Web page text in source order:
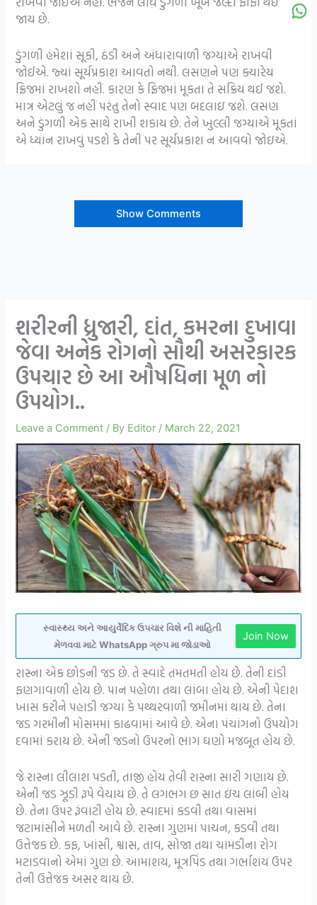
જાય છે.
ડુંગળી હંમેશાં સૂકી, ઠંડી અને અંધારાવાળી જગ્યાએ રાખવી
જોઈએ. જ્યાં સૂર્યપ્રકાશ આવતો નથી. લસણને પણ ક્યારેય
ફ્રિજમાં રાખશો નહીં. કારણ કે ફ્રિજમાં મૂકતા તે સક્રિય થઈ જશે.
માત્ર એટલું જ નહીં પરંતુ તેનો સ્વાદ પણ બદલાઇ જશે. લસણ
અને ડુંગળી એક સાથે રાખી શકાય છે. તેને ખુલ્લી જગ્યાએ મૂકતાં
એ ધ્યાન રાખવું પડશે કે તેની પર સૂર્યપ્રકાશ ન આવવો જોઇએ.
Show Comments
શરીરની ધ્રુજારી, દાંત, કમરના દુખાવા
જેવા અનેક રોગનો સૌથી અસરકારક
ઉપચાર છે આ ઔષધિના મૂળ નો
ઉપયોગ..
Leave a Comment / By Editor / March 22, 2021
સ્વાસ્થ્ય અને આયુર્વેદિક ઉપચાર વિશે ની માહિતી
મેળવવા માટે WhatsApp ગ્રુપ મા જોડાઓ
Join Now
રાસ્ના એક છોડની જડ છે. તે સ્વાદે તમતમતી હોય છે. તેની દાંડી
ફણગાવાળી હોય છે. પાન પહોળા તથા લાંબા હોય છે. એની પેદાશ
ખાસ કરીને પહાડી જગ્યા કે પથ્થરવાળી જમીનમાં થાય છે. તેના
જડ ગરમીની મોસમમાં કાઢવામાં આવે છે. એના પંચાંગનો ઉપયોગ
દવામાં કરાય છે. એની જડનો ઉપરનો ભાગ ઘણો મજબૂત હોય છે.
જે રાસ્ના લીલાશ પડતી, તાજી હોય તેવી રાસ્ના સારી ગણાય છે.
એની જડ ઝૂડી રૂપે વેચાય છે. તે લગભગ છ સાત ઇંચ લાંબી હોય
છે. તેના ઉપર રૂંવાટી હોય છે. સ્વાદમાં કડવી તથા વાસમાં
જટામાંસીને મળતી આવે છે. રાસ્ના ગુણમાં પાચન, કડવી તથા
ઉત્તેજક છે. કફ, ખાંસી, શ્વાસ, તાવ, સોજા તથા ચામડીના રોગ
મટાડવાનો એમાં ગુણ છે. આમાશય, મૂત્રપિંડ તથા ગર્ભાશય ઉપર
તેની ઉત્તેજક અસર થાય છે.